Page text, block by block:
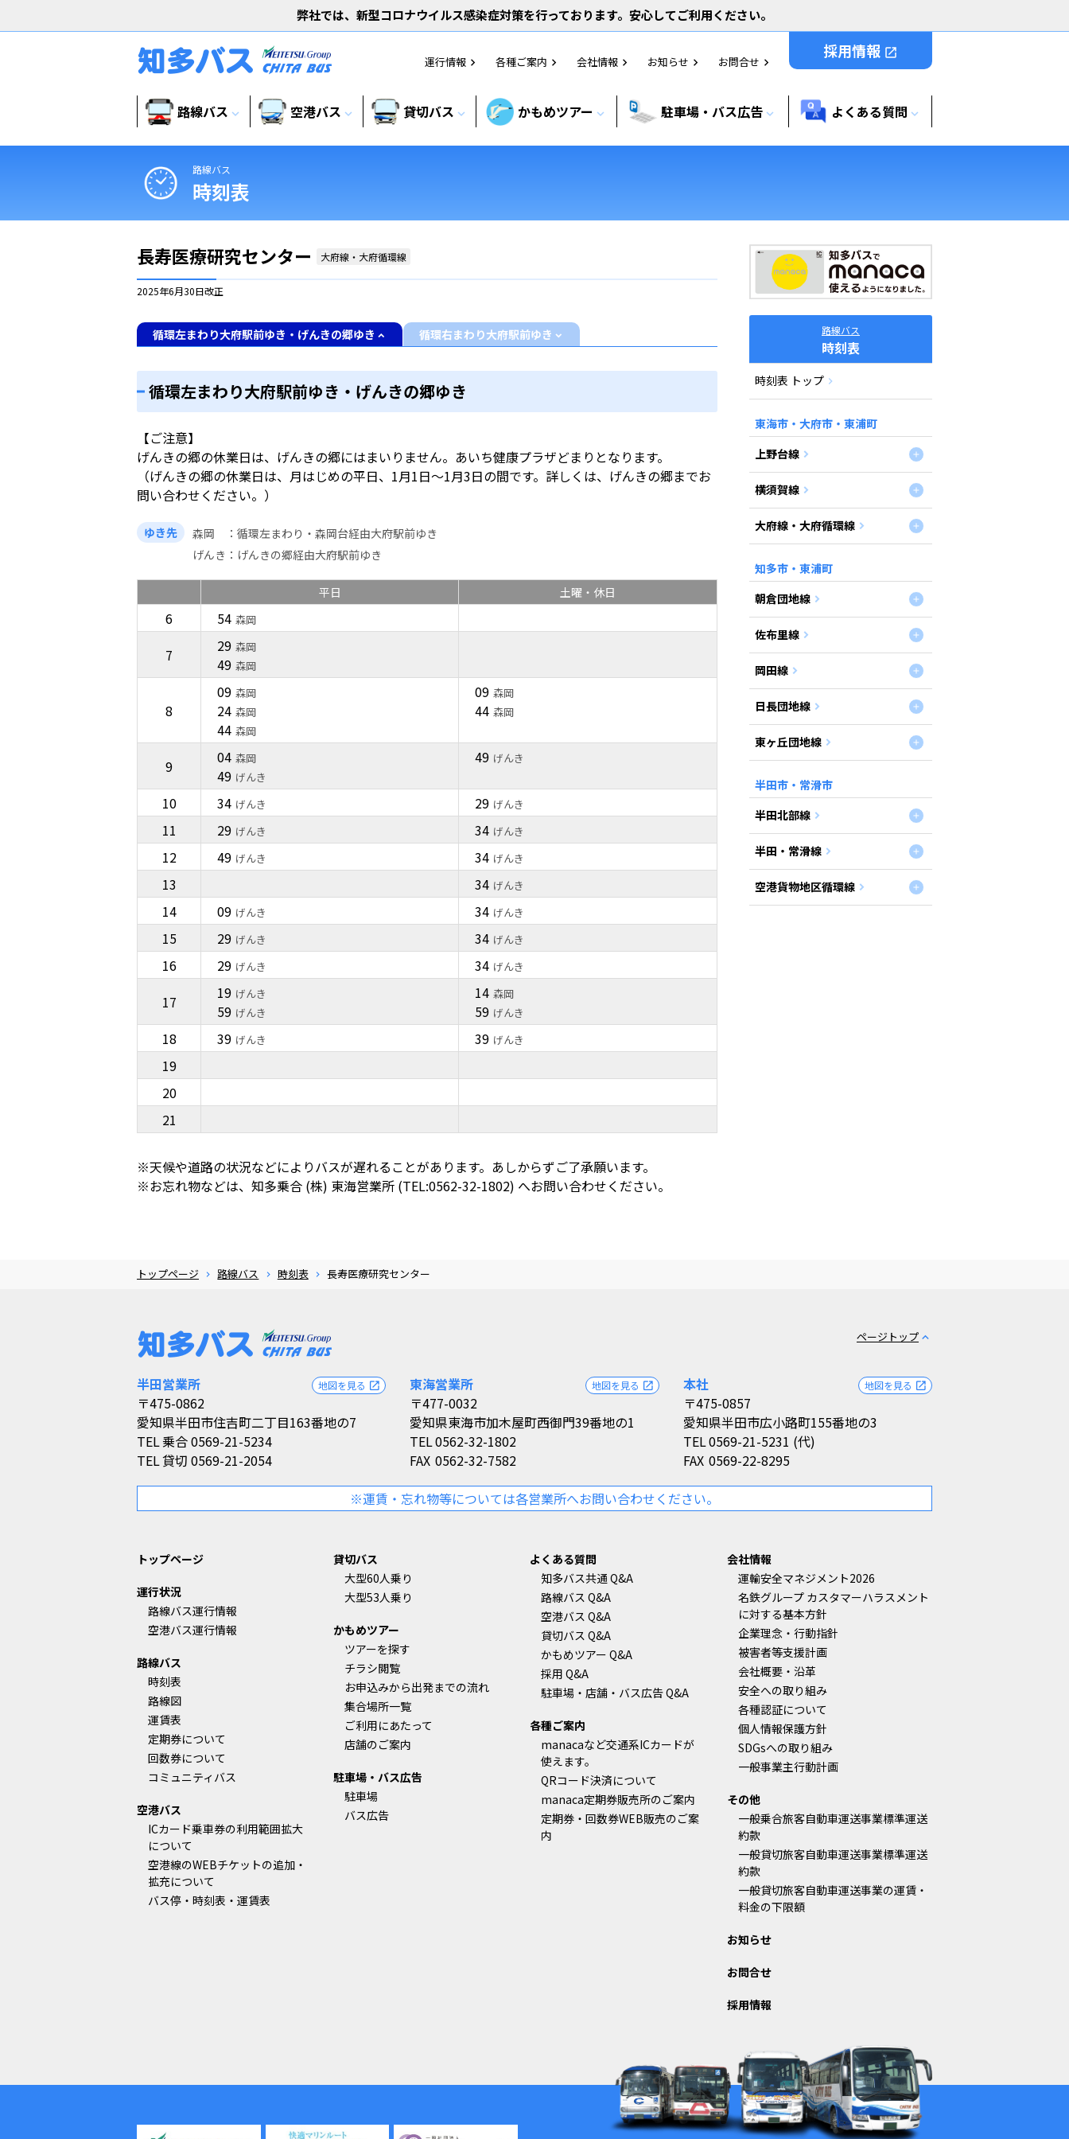
弊社では、新型コロナウイルス感染症対策を行っております。安心してご利用ください。
運行情報 chevron_right 各種ご案内 chevron_right 会社情報 chevron_right お知らせ chevron_right お問合せ chevron_right
採用情報 open_in_new
路線バス expand_more 空港バス expand_more 貸切バス expand_more かもめツアー expand_more 駐車場・バス広告expand_more よくある質問 expand_more
路線バス
時刻表
長寿医療研究センター 大府線・大府循環線
2025年6月30日改正
循環左まわり大府駅前ゆき・げんきの郷ゆき 循環右まわり大府駅前ゆき
循環左まわり大府駅前ゆき・げんきの郷ゆき
【ご注意】
げんきの郷の休業日は、げんきの郷にはまいりません。あいち健康プラザどまりとなります。
（げんきの郷の休業日は、月はじめの平日、1月1日～1月3日の間です。詳しくは、げんきの郷までお
問い合わせください。）
ゆき先 森岡
循環左まわり・森岡台経由大府駅前ゆき
げんき
げんきの郷経由大府駅前ゆき
平日
6
7
8
9
10
11
12
13
14
15
16
17
18
19
20
21
54 森岡
29 森岡
49 森岡
09 森岡
24 森岡
44 森岡
04 森岡
49 げんき
34 げんき
29 げんき
49 げんき
09 げんき
29 げんき
29 げんき
19 げんき
59 げんき
39 げんき
土曜・休日
09 森岡
44 森岡
49 げんき
29 げんき
34 げんき
34 げんき
34 げんき
34 げんき
34 げんき
34 げんき
14 森岡
59 げんき
39 げんき
※天候や道路の状況などによりバスが遅れることがあります。あしからずご了承願います。
※お忘れ物などは、知多乗合 (株) 東海営業所 (TEL:0562-32-1802) へお問い合わせください。
路線バス
時刻表
時刻表 トップ
東海市・大府市・東浦町
上野台線
横須賀線
大府線・大府循環線
知多市・東浦町
朝倉団地線
佐布里線
岡田線
日長団地線
東ヶ丘団地線
半田市・常滑市
半田北部線
半田・常滑線
空港貨物地区循環線
トップページ 路線バス 時刻表 長寿医療研究センター
ページトップ expand_less
半田営業所
〒475-0862
愛知県半田市住吉町二丁目163番地の7
地図を見る open_in_new
TEL乗合 0569-21-5234
TEL貸切 0569-21-2054
東海営業所
〒477-0032
愛知県東海市加木屋町西御門39番地の1
地図を見る open_in_new
TEL0562-32-1802
FAX 0562-32-7582
本社
〒475-0857
愛知県半田市広小路町155番地の3
地図を見る open_in_new
TEL0569-21-5231 (代)
FAX 0569-22-8295
※運賃・忘れ物等については各営業所へお問い合わせください。
トップページ
運行状況
路線バス運行情報
空港バス運行情報
路線バス
時刻表
路線図
運賃表
定期券について
回数券について
コミュニティバス
空港バス
ICカード乗車券の利用範囲拡大
について
空港線のWEBチケットの追加・
拡充について
バス停・時刻表・運賃表
貸切バス
大型60人乗り
大型53人乗り
かもめツアー
ツアーを探す
チラシ閲覧
お申込みから出発までの流れ
集合場所一覧
ご利用にあたって
店舗のご案内
駐車場・バス広告
駐車場
バス広告
よくある質問
知多バス共通 Q&A
路線バス Q&A
空港バス Q&A
貸切バス Q&A
かもめツアー Q&A
採用 Q&A
駐車場・店舗・バス広告 Q&A
各種ご案内
manacaなど交通系ICカードが
使えます。
QRコード決済について
manaca定期券販売所のご案内
定期券・回数券WEB販売のご案
内
会社情報
運輸安全マネジメント2026
名鉄グループ カスタマーハラスメント
に対する基本方針
企業理念・行動指針
被害者等支援計画
会社概要・沿革
安全への取り組み
各種認証について
個人情報保護方針
SDGsへの取り組み
一般事業主行動計画
その他
一般乗合旅客自動車運送事業標準運送
約款
一般貸切旅客自動車運送事業標準運送
約款
一般貸切旅客自動車運送事業の運賃・
料金の下限額
お知らせ
お問合せ
採用情報